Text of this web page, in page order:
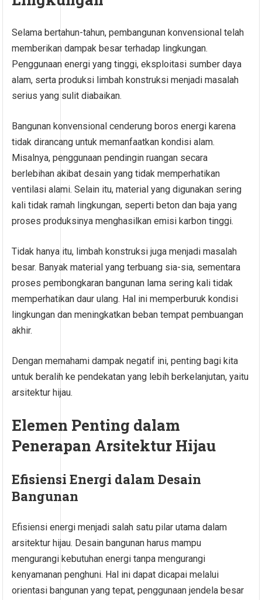
Selama bertahun-tahun, pembangunan konvensional telah
memberikan dampak besar terhadap lingkungan.
Penggunaan energi yang tinggi, eksploitasi sumber daya
alam, serta produksi limbah konstruksi menjadi masalah
serius yang sulit diabaikan.
Bangunan konvensional cenderung boros energi karena
tidak dirancang untuk memanfaatkan kondisi alam.
Misalnya, penggunaan pendingin ruangan secara
berlebihan akibat desain yang tidak memperhatikan
ventilasi alami. Selain itu, material yang digunakan sering
kali tidak ramah lingkungan, seperti beton dan baja yang
proses produksinya menghasilkan emisi karbon tinggi.
Tidak hanya itu, limbah konstruksi juga menjadi masalah
besar. Banyak material yang terbuang sia-sia, sementara
proses pembongkaran bangunan lama sering kali tidak
memperhatikan daur ulang. Hal ini memperburuk kondisi
lingkungan dan meningkatkan beban tempat pembuangan
akhir.
Dengan memahami dampak negatif ini, penting bagi kita
untuk beralih ke pendekatan yang lebih berkelanjutan, yaitu
arsitektur hijau.
Elemen Penting dalam
Penerapan Arsitektur Hijau
Efisiensi Energi dalam Desain
Bangunan
Efisiensi energi menjadi salah satu pilar utama dalam
arsitektur hijau. Desain bangunan harus mampu
mengurangi kebutuhan energi tanpa mengurangi
kenyamanan penghuni. Hal ini dapat dicapai melalui
orientasi bangunan yang tepat, penggunaan jendela besar